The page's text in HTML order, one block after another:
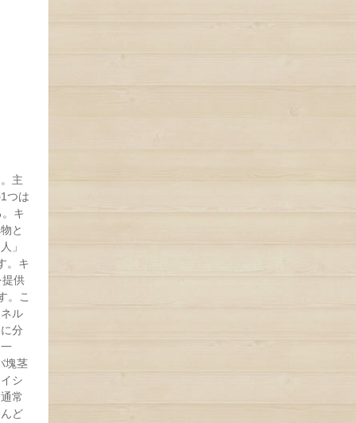
主
つは
キ
と
」
。キ
提供
。こ
ル
分
塊茎
シ
常
ど